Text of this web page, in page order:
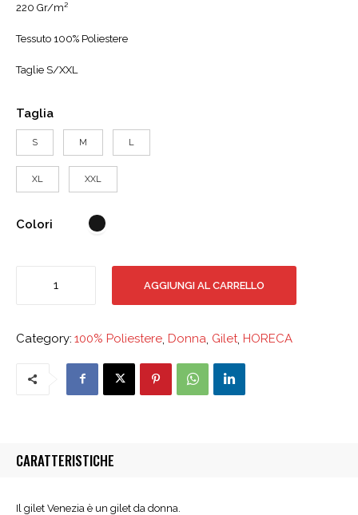
220 Gr/m²
Tessuto 100% Poliestere
Taglie S/XXL
Taglia
S M L
XL XXL
Colori
AGGIUNGI AL CARRELLO
Category: 100% Poliestere Donna Gilet, HORECA
CARATTERISTICHE
Il gilet Venezia è un gilet da donna.